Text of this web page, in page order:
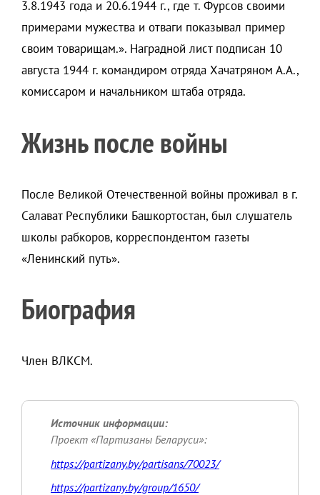
3.8.1943 года и 20.6.1944 г., где т. Фурсов своими
примерами мужества и отваги показывал пример
своим товарищам.». Наградной лист подписан 10
августа 1944 г. командиром отряда Хачатряном А.А.,
комиссаром и начальником штаба отряда.
Жизнь после войны
После Великой Отечественной войны проживал в г.
Салават Республики Башкортостан, был слушатель
школы рабкоров, корреспондентом газеты
«Ленинский путь».
Биография
Член ВЛКСМ.
Источник информации:
Проект «Партизаны Беларуси»:
https://partizany.by/partisans/70023/
https://partizany.by/group/1650/